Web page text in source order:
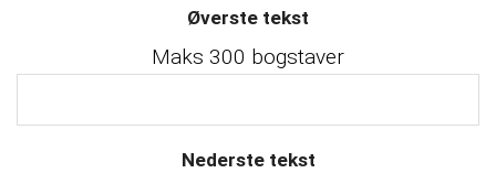
Øverste tekst
Maks 300 bogstaver
Nederste tekst